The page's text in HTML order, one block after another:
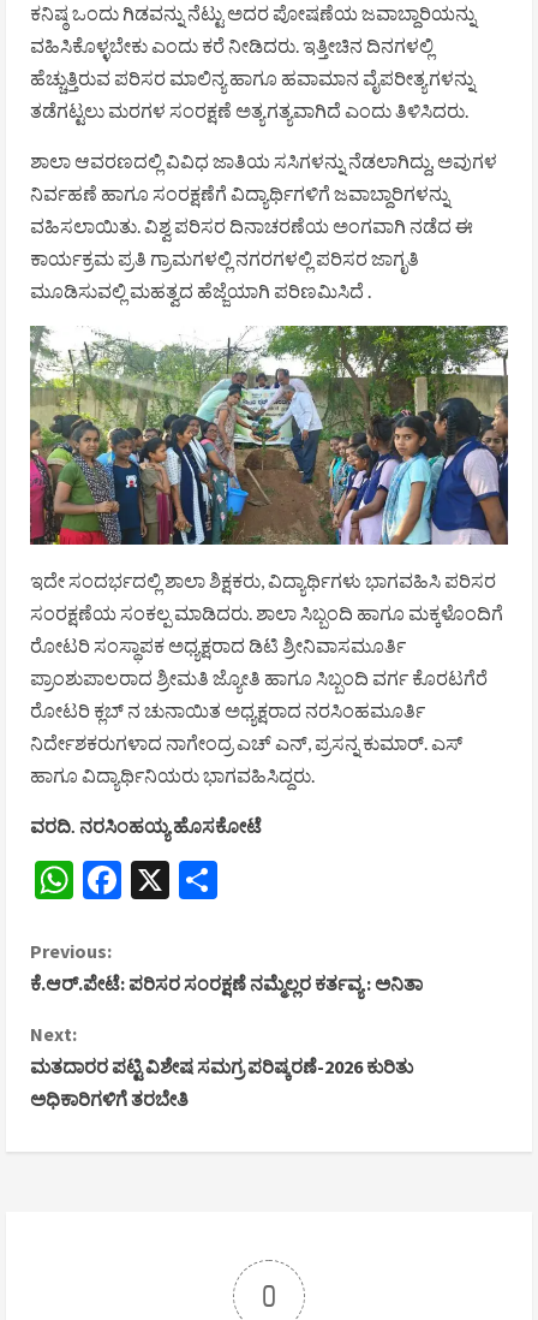
ಕನಿಷ್ಠ ಒಂದು ಗಿಡವನ್ನು ನೆಟ್ಟು ಅದರ ಪೋಷಣೆಯ ಜವಾಬ್ದಾರಿಯನ್ನು
ವಹಿಸಿಕೊಳ್ಳಬೇಕು ಎಂದು ಕರೆ ನೀಡಿದರು. ಇತ್ತೀಚಿನ ದಿನಗಳಲ್ಲಿ
ಹೆಚ್ಚುತ್ತಿರುವ ಪರಿಸರ ಮಾಲಿನ್ಯ ಹಾಗೂ ಹವಾಮಾನ ವೈಪರೀತ್ಯಗಳನ್ನು
ತಡೆಗಟ್ಟಲು ಮರಗಳ ಸಂರಕ್ಷಣೆ ಅತ್ಯಗತ್ಯವಾಗಿದೆ ಎಂದು ತಿಳಿಸಿದರು.
ಶಾಲಾ ಆವರಣದಲ್ಲಿ ವಿವಿಧ ಜಾತಿಯ ಸಸಿಗಳನ್ನು ನೆಡಲಾಗಿದ್ದು, ಅವುಗಳ
ನಿರ್ವಹಣೆ ಹಾಗೂ ಸಂರಕ್ಷಣೆಗೆ ವಿದ್ಯಾರ್ಥಿಗಳಿಗೆ ಜವಾಬ್ದಾರಿಗಳನ್ನು
ವಹಿಸಲಾಯಿತು. ವಿಶ್ವ ಪರಿಸರ ದಿನಾಚರಣೆಯ ಅಂಗವಾಗಿ ನಡೆದ ಈ
ಕಾರ್ಯಕ್ರಮ ಪ್ರತಿ ಗ್ರಾಮಗಳಲ್ಲಿ ನಗರಗಳಲ್ಲಿ ಪರಿಸರ ಜಾಗೃತಿ
ಮೂಡಿಸುವಲ್ಲಿ ಮಹತ್ವದ ಹೆಜ್ಜೆಯಾಗಿ ಪರಿಣಮಿಸಿದೆ .
ಇದೇ ಸಂದರ್ಭದಲ್ಲಿ ಶಾಲಾ ಶಿಕ್ಷಕರು, ವಿದ್ಯಾರ್ಥಿಗಳು ಭಾಗವಹಿಸಿ ಪರಿಸರ
ಸಂರಕ್ಷಣೆಯ ಸಂಕಲ್ಪ ಮಾಡಿದರು. ಶಾಲಾ ಸಿಬ್ಬಂದಿ ಹಾಗೂ ಮಕ್ಕಳೊಂದಿಗೆ
ರೋಟರಿ ಸಂಸ್ಥಾಪಕ ಅಧ್ಯಕ್ಷರಾದ ಡಿಟಿ ಶ್ರೀನಿವಾಸಮೂರ್ತಿ
ಪ್ರಾಂಶುಪಾಲರಾದ ಶ್ರೀಮತಿ ಜ್ಯೋತಿ ಹಾಗೂ ಸಿಬ್ಬಂದಿ ವರ್ಗ ಕೊರಟಗೆರೆ
ರೋಟರಿ ಕ್ಲಬ್ ನ ಚುನಾಯಿತ ಅಧ್ಯಕ್ಷರಾದ ನರಸಿಂಹಮೂರ್ತಿ
ನಿರ್ದೇಶಕರುಗಳಾದ ನಾಗೇಂದ್ರ ಎಚ್ ಎನ್, ಪ್ರಸನ್ನ ಕುಮಾರ್. ಎಸ್
ಹಾಗೂ ವಿದ್ಯಾರ್ಥಿನಿಯರು ಭಾಗವಹಿಸಿದ್ದರು.
ವರದಿ. ನರಸಿಂಹಯ್ಯ ಹೊಸಕೋಟೆ
WhatsApp
Facebook
X
C
n
t
i
Previous:
ಕೆ.ಆರ್.ಪೇಟೆ: ಪರಿಸರ ಸಂರಕ್ಷಣೆ ನಮ್ಮೆಲ್ಲರ ಕರ್ತವ್ಯ : ಅನಿತಾ
Next:
ಮತದಾರರ ಪಟ್ಟಿ ವಿಶೇಷ ಸಮಗ್ರ ಪರಿಷ್ಕರಣೆ-2026 ಕುರಿತು
ಅಧಿಕಾರಿಗಳಿಗೆ ತರಬೇತಿ
0